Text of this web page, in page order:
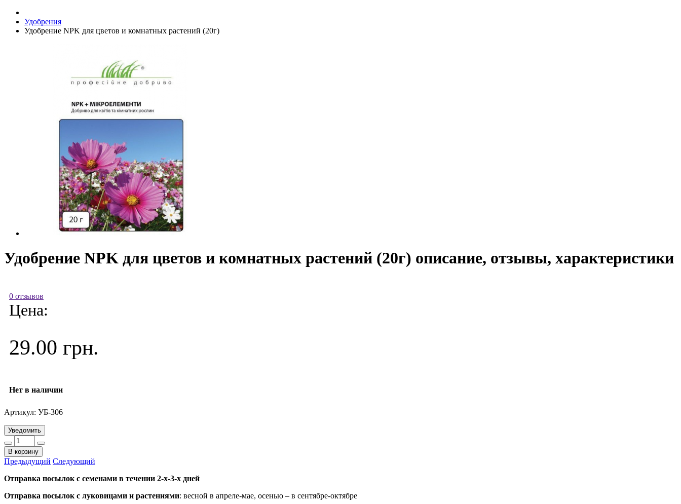
Удобрения
Удобрение NPK для цветов и комнатных растений (20г)
Удобрение NPK для цветов и комнатных растений (20г) описание, отзывы, характеристики
0 отзывов
Цена:
29.00 грн.
Нет в наличии
Артикул: УБ-306
Уведомить
В корзину
Предыдущий Следующий
Отправка посылок с семенами в течении 2-х-3-х дней
Отправка посылок с луковицами и растениями: весной в апреле-мае, осенью – в сентябре-октябре